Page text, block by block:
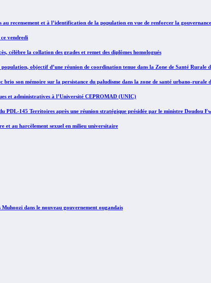
recensement et à l’identification de la population en vue de renforcer la
vendredi
célèbre la collation des grades et remet des diplômes homologués
objectif d’une réunion de coordination tenue dans la Zone de Santé Rurale
son mémoire sur la persistance du paludisme dans la zone de santé urbano-rurale
et administratives à l’Université CEPROMAD (UNIC)
PDL-145 Territoires après une réunion stratégique présidée par le ministre Doudou
et au harcèlement sexuel en milieu universitaire
dans le nouveau gouvernement ougandais